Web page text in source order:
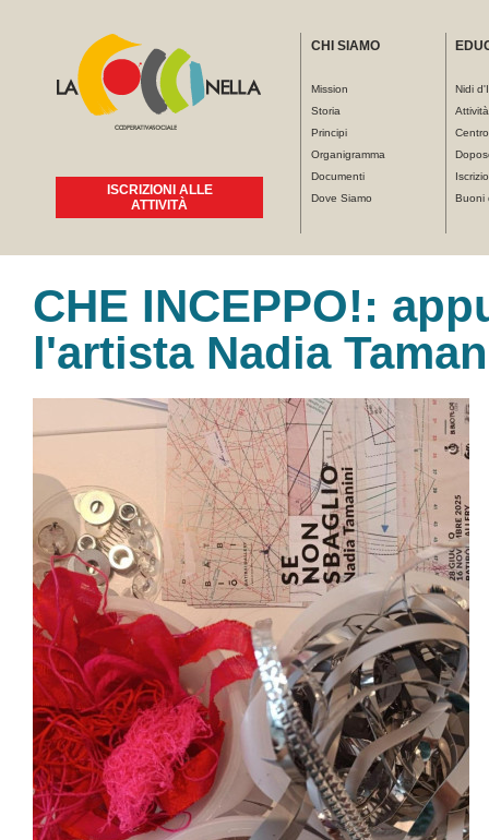
ISCRIZIONI ALLE
ATTIVITÀ
CHI SIAMO
Mission
Storia
Principi
Organigramma
Documenti
Dove Siamo
Nidi
Buoni
Tu sei qui
CHE INCEPPO!:
l'artista Nadia